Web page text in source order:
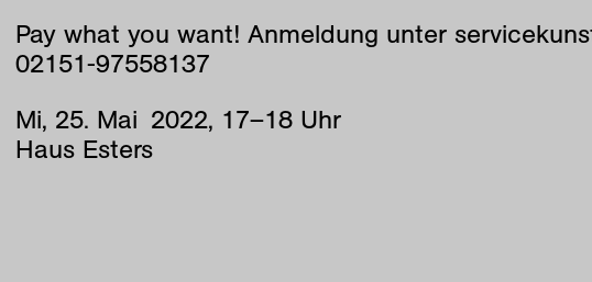
Pay what you want! Anmeldung unter
02151-97558137
Mi, 25. Mai 2022, 17–18Uhr
Haus Esters